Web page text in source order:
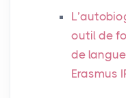
outil de
de
Erasmus